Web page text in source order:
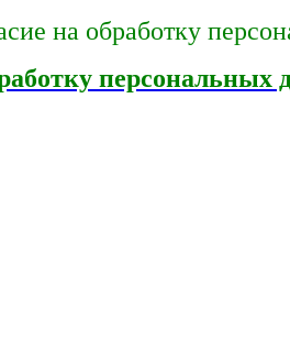
на обработку
персональных